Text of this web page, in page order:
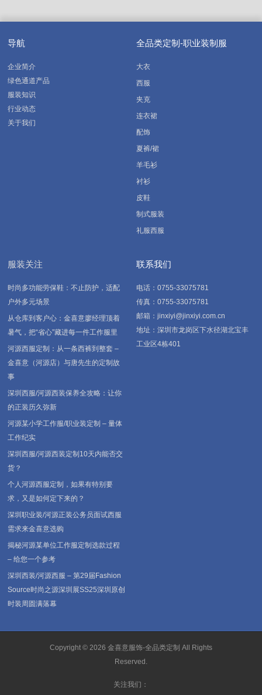
导航
企业简介
绿色通道产品
服装知识
行业动态
关于我们
全品类定制-职业装制服
大衣
西服
夹克
连衣裙
配饰
夏裤/裙
羊毛衫
衬衫
皮鞋
制式服装
礼服西服
服装关注
时尚多功能劳保鞋：不止防护，适配
户外多元场景
从仓库到客户心：金喜意廖经理顶着
暑气，把“省心”藏进每一件工作服里
河源西服定制：从一条西裤到整套 –
金喜意（河源店）与唐先生的定制故
事
深圳西服/河源西装保养全攻略：让你
的正装历久弥新
河源某小学工作服/职业装定制 – 量体
工作纪实
深圳西服/河源西装定制10天内能否交
货？
个人河源西服定制，如果有特别要
求，又是如何定下来的？
深圳职业装/河源正装公务员面试西服
需求来金喜意选购
揭秘河源某单位工作服定制选款过程
– 给您一个参考
深圳西装/河源西服 – 第29届Fashion
Source时尚之源深圳展SS25深圳原创
时装周圆满落幕
联系我们
电话：0755-33075781
传真：0755-33075781
邮箱：jinxiyi@jinxiyi.com.cn
地址：深圳市龙岗区下水径湖北宝丰
工业区4栋401
Copyright © 2026 金喜意服饰-全品类定制 All Rights
Reserved.
关注我们：